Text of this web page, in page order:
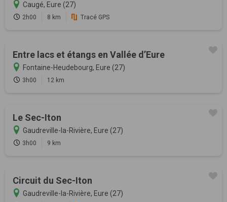
Caugé, Eure (27)
2h00 8 km Tracé GPS
Entre lacs et étangs en Vallée d’Eure
Fontaine-Heudebourg, Eure (27)
3h00 12 km
Le Sec-Iton
Gaudreville-la-Rivière, Eure (27)
3h00 9 km
Circuit du Sec-Iton
Gaudreville-la-Rivière, Eure (27)